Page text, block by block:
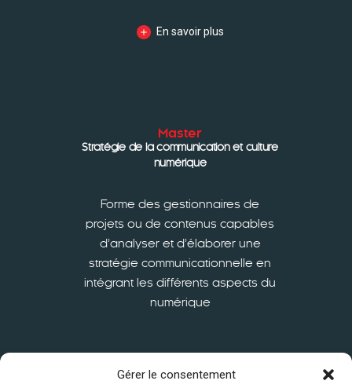
Gérer le consentement
En savoir plus
Master
Stratégie de la communication et culture
numérique
Forme des gestionnaires de
projets ou de contenus capables
d’analyser et d’élaborer une
stratégie communicationnelle en
intégrant les différents aspects du
numérique